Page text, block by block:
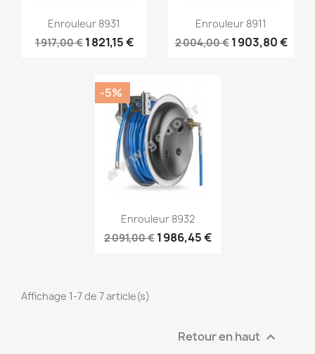
Aperçu rapide
Enrouleur 8931
1 917,00 € 1 821,15 €
Aperçu rapide
Enrouleur 8911
2 004,00 € 1 903,80 €
Aperçu rapide
Enrouleur 8932
2 091,00 € 1 986,45 €
-5%
Affichage 1-7 de 7 article(s)
Retour en haut 